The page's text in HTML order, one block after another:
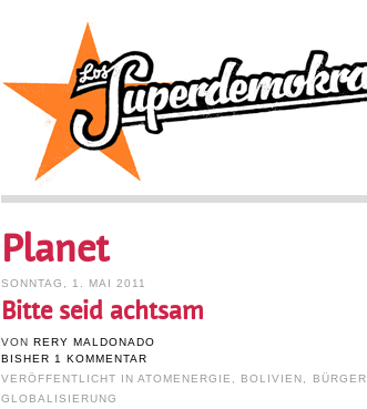
Planet
SONNTAG, 1. MAI 2011
Bitte seid achtsam
VON RERY MALDONADO
BISHER 1 KOMMENTAR
VERÖFFENTLICHT IN ATOMENERGIE BOLIVIEN BÜRGER
GLOBALISIERUNG